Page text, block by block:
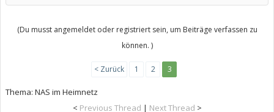
(Du musst angemeldet oder registriert sein, um Beiträge verfassen zu
können. )
< Zurück 1 2 3
Thema: NAS im Heimnetz
< Previous Thread | Next Thread >